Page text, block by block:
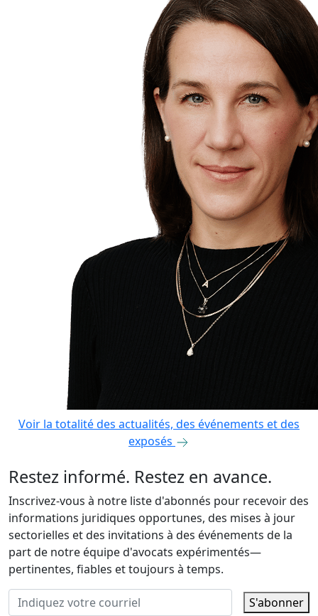
Voir la totalité des actualités, des événements et des
exposés
Restez informé. Restez en avance.
Inscrivez-vous à notre liste d'abonnés pour recevoir des
informations juridiques opportunes, des mises à jour
sectorielles et des invitations à des événements de la
part de notre équipe d'avocats expérimentés—
pertinentes, fiables et toujours à temps.
S'abonner